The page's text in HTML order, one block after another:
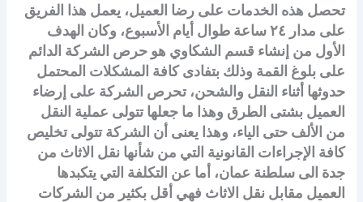
تحصل هذه الخدمات على رضا العميل، يعمل هذا الفريق
على مدار ٢٤ ساعة طوال أيام الأسبوع، وكان الهدف
الأول من إنشاء قسم الشكاوي هو حرص الشركة الدائم
على بلوغ القمة وذلك بتفادى كافة المشكلات المحتمل
حدوثها أثناء النقل والشحن، تحرص الشركة على إرضاء
العميل بشتى الطرق وهذا ما جعلها تتولى عملية النقل
من الألف حتى الياء، وهذا يعنى أن الشركة تتولى تخليص
كافة الإجراءات القانونية التي من شأنها نقل الاثاث من
جدة الى سلطنة عمان، أما عن التكلفة التي يتكبدها
العميل مقابل نقل الاثاث فهي أقل بكثير من الشركات